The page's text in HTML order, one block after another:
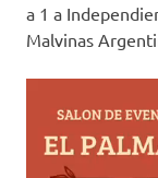
a 1 a
Malvinas